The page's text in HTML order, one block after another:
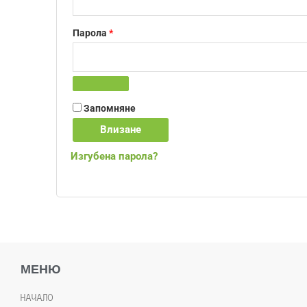
Парола *
Запомняне
Влизане
Изгубена парола?
МЕНЮ
НАЧАЛО